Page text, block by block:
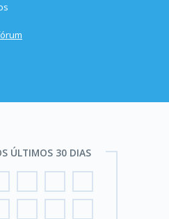
ÚLTIMOS 30 DIAS